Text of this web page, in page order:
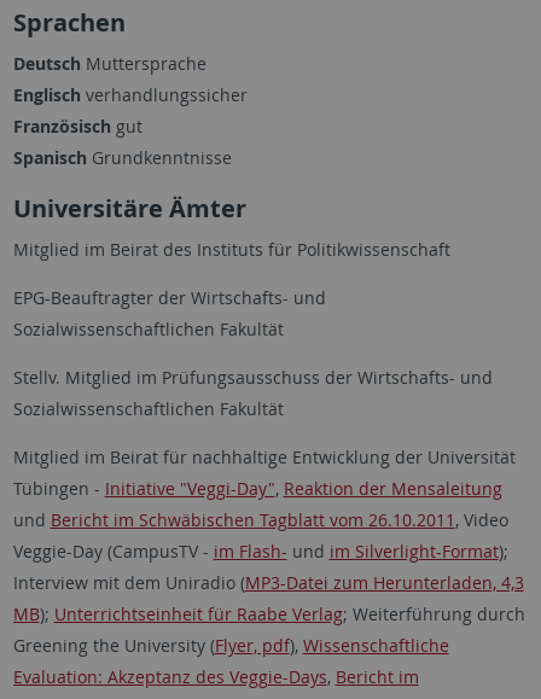
Sprachen
Deutsch Muttersprache
Englisch verhandlungssicher
Französisch gut
Spanisch Grundkenntnisse
Universitäre Ämter
Mitglied im Beirat des Instituts für Politikwissenschaft
EPG-Beauftragter der Wirtschafts- und
Sozialwissenschaftlichen Fakultät
Stellv. Mitglied im Prüfungsausschuss der Wirtschafts- und
Sozialwissenschaftlichen Fakultät
Mitglied im Beirat für nachhaltige Entwicklung der Universität
Tübingen - Initiative "Veggi-Day", Reaktion der Mensaleitung
und Bericht im Schwäbischen Tagblatt vom 26.10.2011 , Video
Veggie-Day (CampusTV - im Flash- und im Silverlight-Format);
Interview mit dem Uniradio (MP3-Datei zum Herunterladen, 4,3
MB); Unterrichtseinheit für Raabe Verlag; Weiterführung durch
Greening the University (Flyer, pdf), Wissenschaftliche
Evaluation: Akzeptanz des Veggie-Days, Bericht im